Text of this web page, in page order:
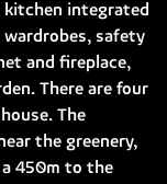
integrated
wardrobes, safety
and fireplace,
There are four
The
the greenery,
450m to the